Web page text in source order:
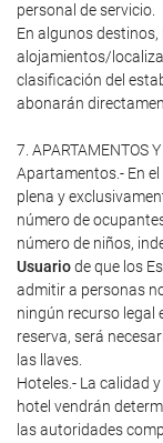
personal de servicio.
En algunos
alojamientos/
clasificación del
abonarán
7. APARTAMENTOS
Apartamentos.- En
plena y
número de
número de niños,
Usuariode que los
admitir a personas
ningún recurso legal
reserva, será
las llaves.
Hoteles.- La calidad
hotel vendrán
las autoridades